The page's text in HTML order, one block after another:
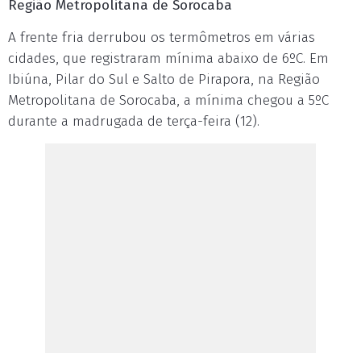
Região Metropolitana de Sorocaba
A frente fria derrubou os termômetros em várias
cidades, que registraram mínima abaixo de 6ºC. Em
Ibiúna, Pilar do Sul e Salto de Pirapora, na Região
Metropolitana de Sorocaba, a mínima chegou a 5ºC
durante a madrugada de terça-feira (12).